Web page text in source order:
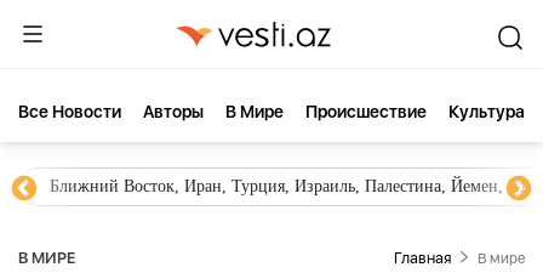
Все Новости Aвторы В Мире Происшествие Культура
Ближний Восток, Иран, Турция, Израиль, Палестина, Йемен,
В МИРЕ Главная В мире